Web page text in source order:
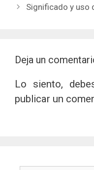
Significado y uso
Deja un
Lo siento,
publicar un